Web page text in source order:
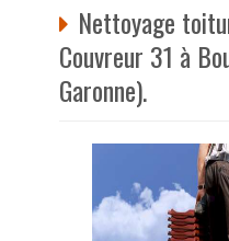
Nettoyage
Couvreur 31 à
Garonne).